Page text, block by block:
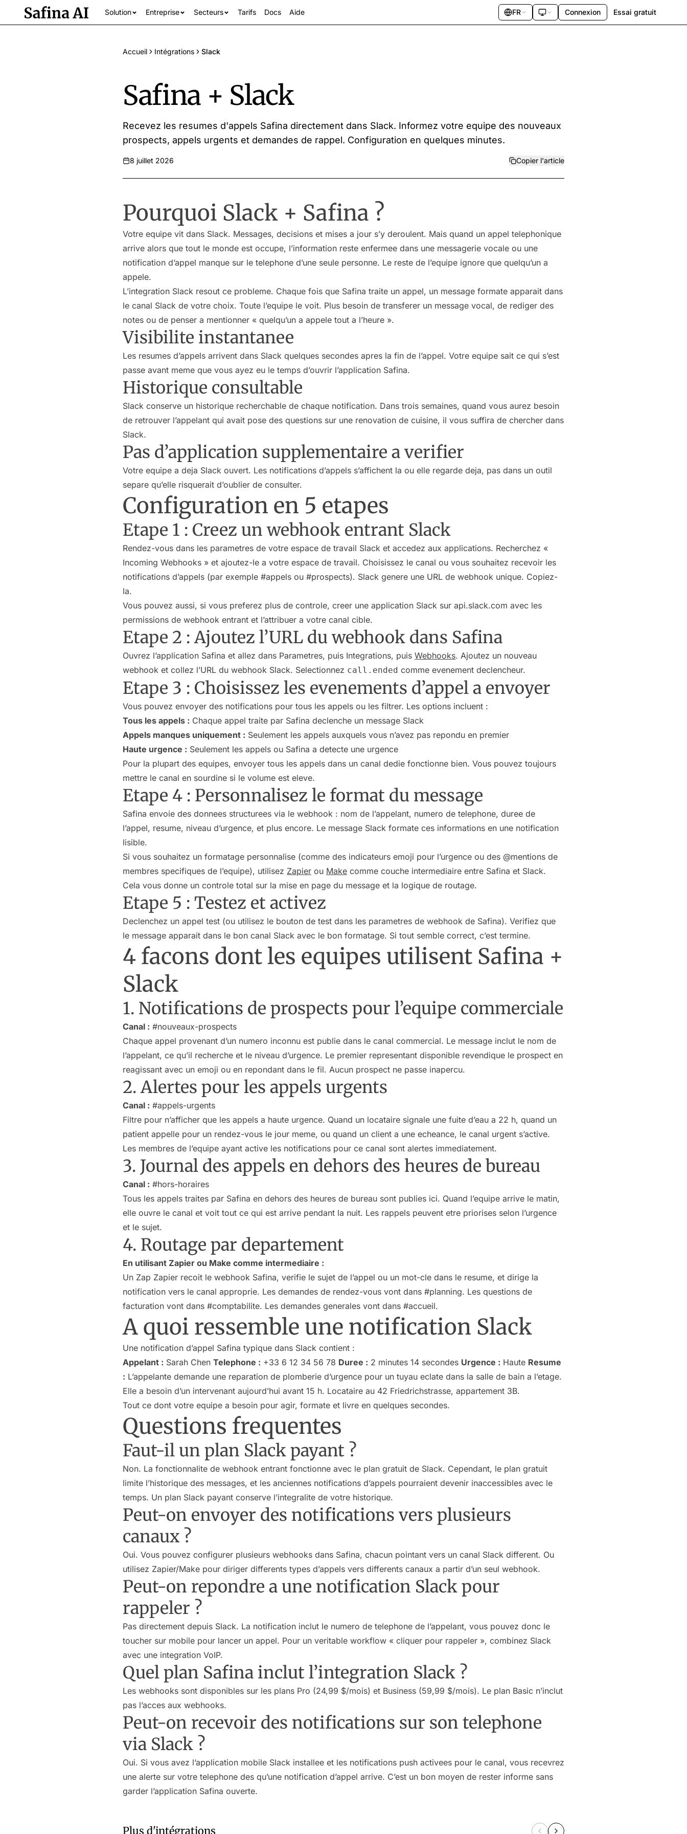
Solution Entreprise Secteurs Tarifs Docs Aide FR Connexion Essai gratuit
Accueil Intégrations Slack
Safina + Slack
Recevez les resumes d'appels Safina directement dans Slack. Informez votre equipe des nouveaux
prospects, appels urgents et demandes de rappel. Configuration en quelques minutes.
8 juillet 2026 Copier l'article
Pourquoi Slack + Safina ?
Votre equipe vit dans Slack. Messages, decisions et mises a jour s’y deroulent. Mais quand un appel telephonique
arrive alors que tout le monde est occupe, l’information reste enfermee dans une messagerie vocale ou une
notification d’appel manque sur le telephone d’une seule personne. Le reste de l’equipe ignore que quelqu’un a
appele.
L’integration Slack resout ce probleme. Chaque fois que Safina traite un appel, un message formate apparait dans
le canal Slack de votre choix. Toute l’equipe le voit. Plus besoin de transferer un message vocal, de rediger des
notes ou de penser a mentionner « quelqu’un a appele tout a l’heure ».
Visibilite instantanee
Les resumes d’appels arrivent dans Slack quelques secondes apres la fin de l’appel. Votre equipe sait ce qui s’est
passe avant meme que vous ayez eu le temps d’ouvrir l’application Safina.
Historique consultable
Slack conserve un historique recherchable de chaque notification. Dans trois semaines, quand vous aurez besoin
de retrouver l’appelant qui avait pose des questions sur une renovation de cuisine, il vous suffira de chercher dans
Slack.
Pas d’application supplementaire a verifier
Votre equipe a deja Slack ouvert. Les notifications d’appels s’affichent la ou elle regarde deja, pas dans un outil
separe qu’elle risquerait d’oublier de consulter.
Configuration en 5 etapes
Etape 1 : Creez un webhook entrant Slack
Rendez-vous dans les parametres de votre espace de travail Slack et accedez aux applications. Recherchez «
Incoming Webhooks » et ajoutez-le a votre espace de travail. Choisissez le canal ou vous souhaitez recevoir les
notifications d’appels (par exemple #appels ou #prospects). Slack genere une URL de webhook unique. Copiez-
la.
Vous pouvez aussi, si vous preferez plus de controle, creer une application Slack sur api.slack.com avec les
permissions de webhook entrant et l’attribuer a votre canal cible.
Etape 2 : Ajoutez l’URL du webhook dans Safina
Ouvrez l’application Safina et allez dans Parametres, puis Integrations, puis Webhooks. Ajoutez un nouveau
webhook et collez l’URL du webhook Slack. Selectionnez call.ended comme evenement declencheur.
Etape 3 : Choisissez les evenements d’appel a envoyer
Vous pouvez envoyer des notifications pour tous les appels ou les filtrer. Les options incluent :
Tous les appels : Chaque appel traite par Safina declenche un message Slack
Appels manques uniquement : Seulement les appels auxquels vous n’avez pas repondu en premier
Haute urgence : Seulement les appels ou Safina a detecte une urgence
Pour la plupart des equipes, envoyer tous les appels dans un canal dedie fonctionne bien. Vous pouvez toujours
mettre le canal en sourdine si le volume est eleve.
Etape 4 : Personnalisez le format du message
Safina envoie des donnees structurees via le webhook : nom de l’appelant, numero de telephone, duree de
l’appel, resume, niveau d’urgence, et plus encore. Le message Slack formate ces informations en une notification
lisible.
Si vous souhaitez un formatage personnalise (comme des indicateurs emoji pour l’urgence ou des @mentions de
membres specifiques de l’equipe), utilisez Zapier ou Make comme couche intermediaire entre Safina et Slack.
Cela vous donne un controle total sur la mise en page du message et la logique de routage.
Etape 5 : Testez et activez
Declenchez un appel test (ou utilisez le bouton de test dans les parametres de webhook de Safina). Verifiez que
le message apparait dans le bon canal Slack avec le bon formatage. Si tout semble correct, c’est termine.
4 facons dont les equipes utilisent Safina +
Slack
1. Notifications de prospects pour l’equipe commerciale
Canal : #nouveaux-prospects
Chaque appel provenant d’un numero inconnu est publie dans le canal commercial. Le message inclut le nom de
l’appelant, ce qu’il recherche et le niveau d’urgence. Le premier representant disponible revendique le prospect en
reagissant avec un emoji ou en repondant dans le fil. Aucun prospect ne passe inapercu.
2. Alertes pour les appels urgents
Canal : #appels-urgents
Filtre pour n’afficher que les appels a haute urgence. Quand un locataire signale une fuite d’eau a 22 h, quand un
patient appelle pour un rendez-vous le jour meme, ou quand un client a une echeance, le canal urgent s’active.
Les membres de l’equipe ayant active les notifications pour ce canal sont alertes immediatement.
3. Journal des appels en dehors des heures de bureau
Canal : #hors-horaires
Tous les appels traites par Safina en dehors des heures de bureau sont publies ici. Quand l’equipe arrive le matin,
elle ouvre le canal et voit tout ce qui est arrive pendant la nuit. Les rappels peuvent etre priorises selon l’urgence
et le sujet.
4. Routage par departement
En utilisant Zapier ou Make comme intermediaire :
Un Zap Zapier recoit le webhook Safina, verifie le sujet de l’appel ou un mot-cle dans le resume, et dirige la
notification vers le canal approprie. Les demandes de rendez-vous vont dans #planning. Les questions de
facturation vont dans #comptabilite. Les demandes generales vont dans #accueil.
A quoi ressemble une notification Slack
Une notification d’appel Safina typique dans Slack contient :
Appelant : Sarah Chen Telephone : +33 6 12 34 56 78 Duree : 2 minutes 14 secondes Urgence : Haute Resume
: L’appelante demande une reparation de plomberie d’urgence pour un tuyau eclate dans la salle de bain a l’etage.
Elle a besoin d’un intervenant aujourd’hui avant 15 h. Locataire au 42 Friedrichstrasse, appartement 3B.
Tout ce dont votre equipe a besoin pour agir, formate et livre en quelques secondes.
Questions frequentes
Faut-il un plan Slack payant ?
Non. La fonctionnalite de webhook entrant fonctionne avec le plan gratuit de Slack. Cependant, le plan gratuit
limite l’historique des messages, et les anciennes notifications d’appels pourraient devenir inaccessibles avec le
temps. Un plan Slack payant conserve l’integralite de votre historique.
Peut-on envoyer des notifications vers plusieurs
canaux ?
Oui. Vous pouvez configurer plusieurs webhooks dans Safina, chacun pointant vers un canal Slack different. Ou
utilisez Zapier/Make pour diriger differents types d’appels vers differents canaux a partir d’un seul webhook.
Peut-on repondre a une notification Slack pour
rappeler ?
Pas directement depuis Slack. La notification inclut le numero de telephone de l’appelant, vous pouvez donc le
toucher sur mobile pour lancer un appel. Pour un veritable workflow « cliquer pour rappeler », combinez Slack
avec une integration VoIP.
Quel plan Safina inclut l’integration Slack ?
Les webhooks sont disponibles sur les plans Pro (24,99 $/mois) et Business (59,99 $/mois). Le plan Basic n’inclut
pas l’acces aux webhooks.
Peut-on recevoir des notifications sur son telephone
via Slack ?
Oui. Si vous avez l’application mobile Slack installee et les notifications push activees pour le canal, vous recevrez
une alerte sur votre telephone des qu’une notification d’appel arrive. C’est un bon moyen de rester informe sans
garder l’application Safina ouverte.
Plus d'intégrations